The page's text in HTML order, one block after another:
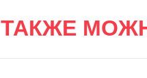
ТАКЖЕ